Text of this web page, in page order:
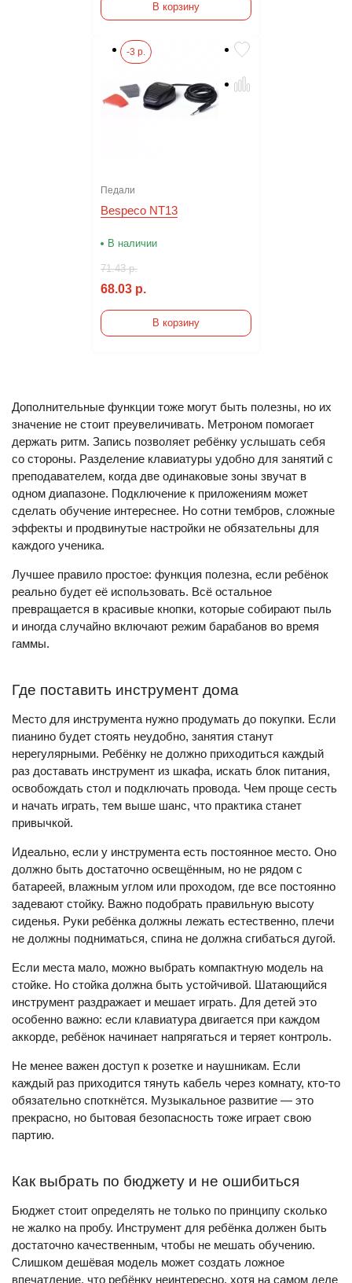
В корзину
-3 р.
Педали
Bespeco NT13
В наличии
68.03 р.
71.43 р.
В корзину
Дополнительные функции тоже могут быть полезны, но их
значение не стоит преувеличивать. Метроном помогает
держать ритм. Запись позволяет ребёнку услышать себя
со стороны. Разделение клавиатуры удобно для занятий с
преподавателем, когда две одинаковые зоны звучат в
одном диапазоне. Подключение к приложениям может
сделать обучение интереснее. Но сотни тембров, сложные
эффекты и продвинутые настройки не обязательны для
каждого ученика.
Лучшее правило простое: функция полезна, если ребёнок
реально будет её использовать. Всё остальное
превращается в красивые кнопки, которые собирают пыль
и иногда случайно включают режим барабанов во время
гаммы.
Где поставить инструмент дома
Место для инструмента нужно продумать до покупки. Если
пианино будет стоять неудобно, занятия станут
нерегулярными. Ребёнку не должно приходиться каждый
раз доставать инструмент из шкафа, искать блок питания,
освобождать стол и подключать провода. Чем проще сесть
и начать играть, тем выше шанс, что практика станет
привычкой.
Идеально, если у инструмента есть постоянное место. Оно
должно быть достаточно освещённым, но не рядом с
батареей, влажным углом или проходом, где все постоянно
задевают стойку. Важно подобрать правильную высоту
сиденья. Руки ребёнка должны лежать естественно, плечи
не должны подниматься, спина не должна сгибаться дугой.
Если места мало, можно выбрать компактную модель на
стойке. Но стойка должна быть устойчивой. Шатающийся
инструмент раздражает и мешает играть. Для детей это
особенно важно: если клавиатура двигается при каждом
аккорде, ребёнок начинает напрягаться и теряет контроль.
Не менее важен доступ к розетке и наушникам. Если
каждый раз приходится тянуть кабель через комнату, кто-то
обязательно споткнётся. Музыкальное развитие — это
прекрасно, но бытовая безопасность тоже играет свою
партию.
Как выбрать по бюджету и не ошибиться
Бюджет стоит определять не только по принципу сколько
не жалко на пробу. Инструмент для ребёнка должен быть
достаточно качественным, чтобы не мешать обучению.
Слишком дешёвая модель может создать ложное
впечатление, что ребёнку неинтересно, хотя на самом деле